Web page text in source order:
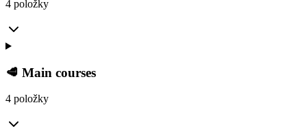
4 položky
🥩 Main courses
4 položky